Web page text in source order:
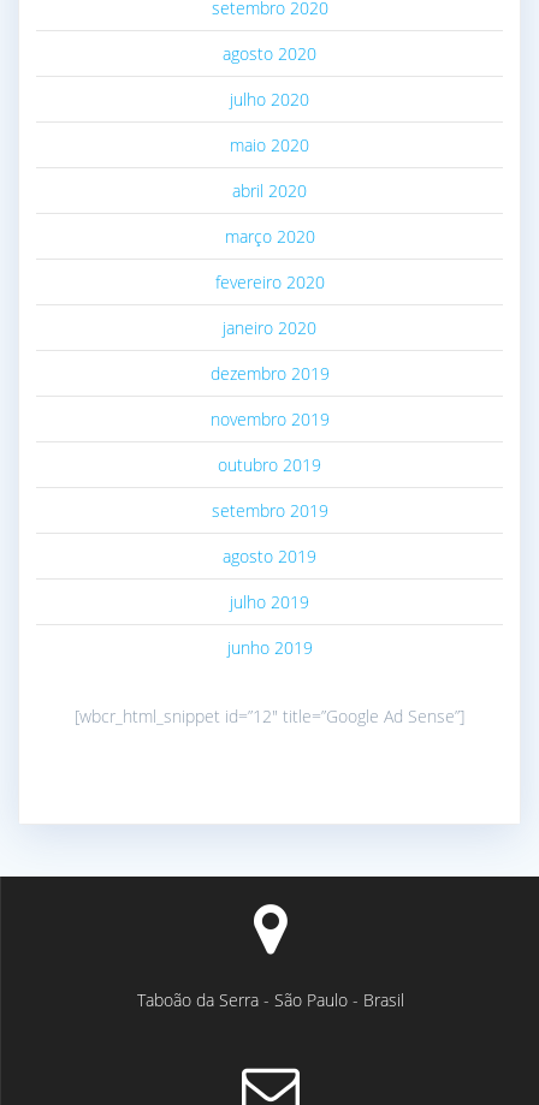
setembro 2020
agosto 2020
julho 2020
maio 2020
abril 2020
março 2020
fevereiro 2020
janeiro 2020
dezembro 2019
novembro 2019
outubro 2019
setembro 2019
agosto 2019
julho 2019
junho 2019
[wbcr_html_snippet id=”12″ title=”Google Ad Sense”]
Taboão da Serra - São Paulo - Brasil